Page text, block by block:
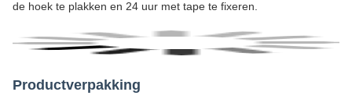
de hoek te plakken en 24 uur met tape te fixeren.
Productverpakking